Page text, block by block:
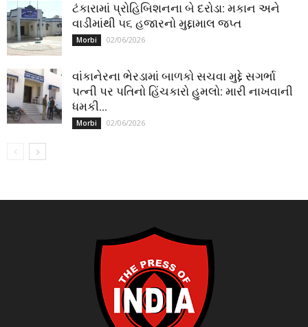
ટંકારામાં પ્રોહિબિશનના બે દરોડા: મકાન અને
વાડીમાંથી ૫૬ હજારનો મુદ્દામાલ જપ્ત
Morbi 02/06/2026
વાંકાનેરના ભેરડામાં બાળકો સચવા મુદ્દે સગર્ભા
પત્ની પર પતિનો હિંચકારો હુમલો: મારી નાખવાની
ધમકી...
Morbi 02/06/2026